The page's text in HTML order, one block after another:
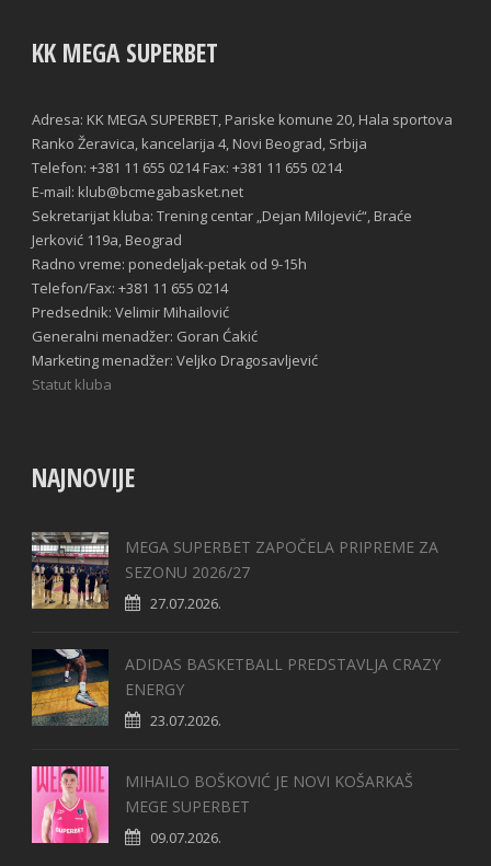
KK MEGA SUPERBET
Adresa: KK MEGA SUPERBET, Pariske komune 20, Hala sportova
Ranko Žeravica, kancelarija 4, Novi Beograd, Srbija
Telefon: +381 11 655 0214 Fax: +381 11 655 0214
E-mail: klub@bcmegabasket.net
Sekretarijat kluba: Trening centar „Dejan Milojević“, Braće
Jerković 119a, Beograd
Radno vreme: ponedeljak-petak od 9-15h
Telefon/Fax: +381 11 655 0214
Predsednik: Velimir Mihailović
Generalni menadžer: Goran Ćakić
Marketing menadžer: Veljko Dragosavljević
Statut kluba
NAJNOVIJE
MEGA SUPERBET ZAPOČELA PRIPREME ZA
SEZONU 2026/27
27.07.2026.
ADIDAS BASKETBALL PREDSTAVLJA CRAZY
ENERGY
23.07.2026.
MIHAILO BOŠKOVIĆ JE NOVI KOŠARKAŠ
MEGE SUPERBET
09.07.2026.